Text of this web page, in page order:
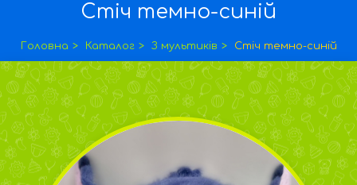
Стіч темно-синій
Головна Каталог З мультиків Стіч темно-синій